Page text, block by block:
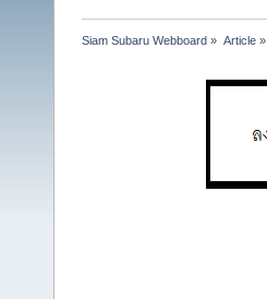
Siam Subaru Webboard » Article»